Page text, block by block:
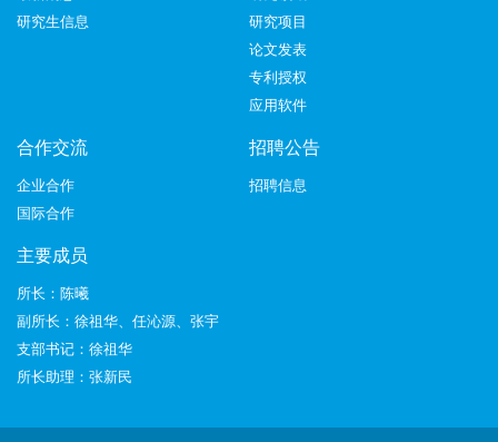
研究生信息
研究项目
论文发表
专利授权
应用软件
合作交流
企业合作
国际合作
招聘公告
招聘信息
主要成员
所长：陈曦
副所长：徐祖华、任沁源、张宇
支部书记：徐祖华
所长助理：张新民